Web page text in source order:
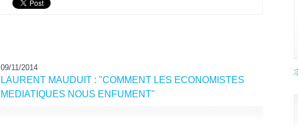
09/11/2014
LAURENT MAUDUIT : "COMMENT LES ECONOMISTES
MEDIATIQUES NOUS ENFUMENT"